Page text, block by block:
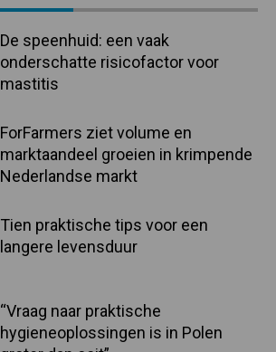
De speenhuid: een vaak
onderschatte risicofactor voor
mastitis
ForFarmers ziet volume en
marktaandeel groeien in krimpende
Nederlandse markt
Tien praktische tips voor een
langere levensduur
“Vraag naar praktische
hygieneoplossingen is in Polen